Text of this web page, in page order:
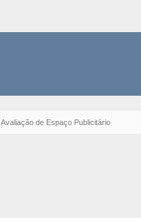
Avaliação de Espaço Publicitário